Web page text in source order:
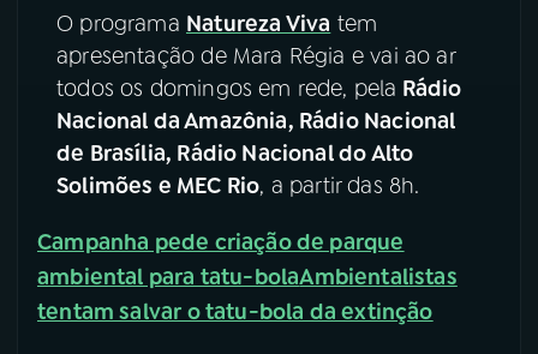
TikTok
O programa Natureza Viva tem
apresentação de Mara Régia e vai ao ar
todos os domingos em rede, pela Rádio
Nacional da Amazônia, Rádio Nacional
de Brasília, Rádio Nacional do Alto
Solimões e MEC Rio, a partir das 8h.
Campanha pede criação de parque
ambiental para tatu-bolaAmbientalistas
tentam salvar o tatu-bola da extinção